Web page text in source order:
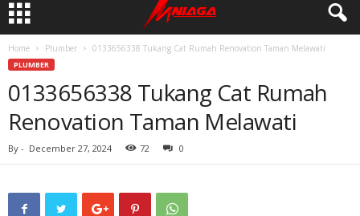
Home Plumber 0133656338 Tukang Cat Rumah Renovation Taman Melawati
PLUMBER
0133656338 Tukang Cat Rumah
Renovation Taman Melawati
By - December 27, 2024 72 0